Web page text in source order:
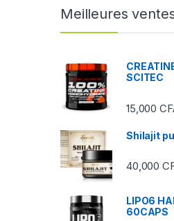
Meilleures
SCITEC
15,000
Shilajit
40,000
LIPO6
60CAPS